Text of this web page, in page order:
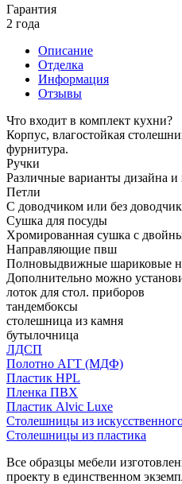
Гарантия
2 года
Описание
Отделка
Информация
Отзывы
Что входит в комплект кухни?
Корпус, влагостойкая
фурнитура.
Ручки
Различные варианты дизайна и
Петли
С доводчиком или без
Сушка для посуды
Хромированная сушка с
Направляющие пвш
Полновыдвижные шариковые
Дополнительно можно
лоток для стол. приборов
тандембоксы
столешница из камня
бутылочница
ЛДСП
Полотно АГТ (МДФ)
Пластик HPL
Пленка ПВХ
Пластик Alvic Luxe
Столешницы из
Столешницы из пластика
Все образцы мебели
проекту в единственном